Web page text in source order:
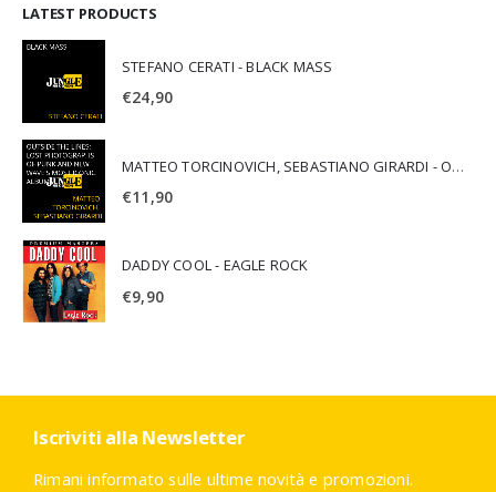
LATEST PRODUCTS
STEFANO CERATI - BLACK MASS
€24,90
MATTEO TORCINOVICH, SEBASTIANO GIRARDI - OUTSIDE THE LINES: LOST PHOTOGRAPHS OF PUNK AND NEW WAVE'S MOST ICONIC ALBUMS
€11,90
DADDY COOL - EAGLE ROCK
€9,90
Iscriviti alla Newsletter
Rimani informato sulle ultime novità e promozioni.